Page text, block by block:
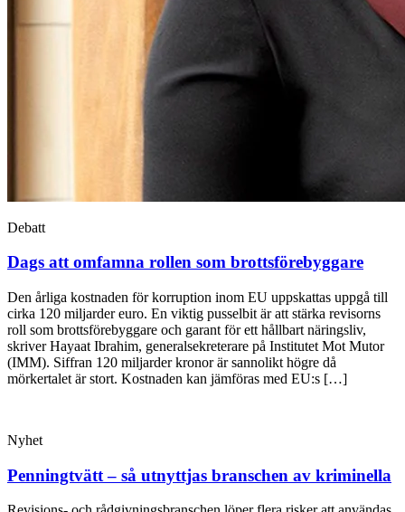
Debatt
Dags att omfamna rollen som brotts­förebyggare
Den årliga kostnaden för korruption inom EU uppskattas uppgå till
cirka 120 miljarder euro. En viktig pusselbit är att stärka revisorns
roll som brottsförebyggare och garant för ett hållbart näringsliv,
skriver Hayaat Ibrahim, generalsekreterare på Institutet Mot Mutor
(IMM). Siffran 120 miljarder kronor är sannolikt högre då
mörkertalet är stort. Kostnaden kan jämföras med EU:s […]
Nyhet
Penningtvätt – så utnyttjas branschen av kriminella